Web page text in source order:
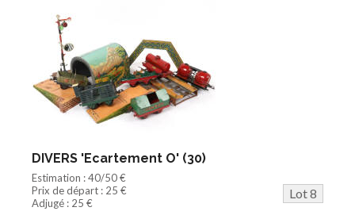
DIVERS 'Ecartement O' (30)
Estimation : 40/50 €
Prix de départ : 25 €
Lot 8
Adjugé : 25 €